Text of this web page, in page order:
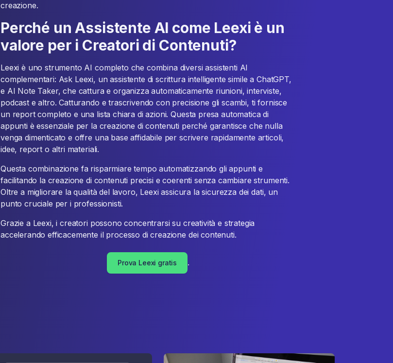
creazione.
Perché un Assistente AI come Leexi è un
valore per i Creatori di Contenuti?
Leexi è uno strumento AI completo che combina diversi assistenti AI
complementari: Ask Leexi, un assistente di scrittura intelligente simile a ChatGPT,
e AI Note Taker, che cattura e organizza automaticamente riunioni, interviste,
podcast e altro. Catturando e trascrivendo con precisione gli scambi, ti fornisce
un report completo e una lista chiara di azioni. Questa presa automatica di
appunti è essenziale per la creazione di contenuti perché garantisce che nulla
venga dimenticato e offre una base affidabile per scrivere rapidamente articoli,
idee, report o altri materiali.
Questa combinazione fa risparmiare tempo automatizzando gli appunti e
facilitando la creazione di contenuti precisi e coerenti senza cambiare strumenti.
Oltre a migliorare la qualità del lavoro, Leexi assicura la sicurezza dei dati, un
punto cruciale per i professionisti.
Grazie a Leexi, i creatori possono concentrarsi su creatività e strategia
accelerando efficacemente il processo di creazione dei contenuti.
Prova Leexi gratis .